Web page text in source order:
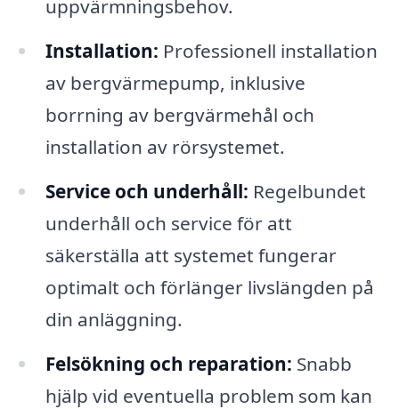
uppvärmningsbehov.
Installation: Professionell installation
av bergvärmepump, inklusive
borrning av bergvärmehål och
installation av rörsystemet.
Service och underhåll: Regelbundet
underhåll och service för att
säkerställa att systemet fungerar
optimalt och förlänger livslängden på
din anläggning.
Felsökning och reparation: Snabb
hjälp vid eventuella problem som kan